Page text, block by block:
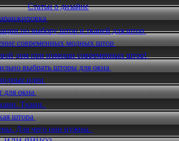
Статьи о дизайне
по выбору штор и тканей для штор
современных модных штор
дом при помощи современных штор!
выбрать шторы для окна
идеи
для окна
Ткани.
штора
Для чего они нужны.